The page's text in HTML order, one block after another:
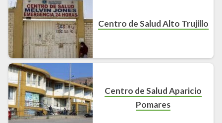
Centro de Salud Alto Trujillo
Centro de Salud Aparicio
Pomares